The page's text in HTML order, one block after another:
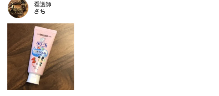
看護師
さち